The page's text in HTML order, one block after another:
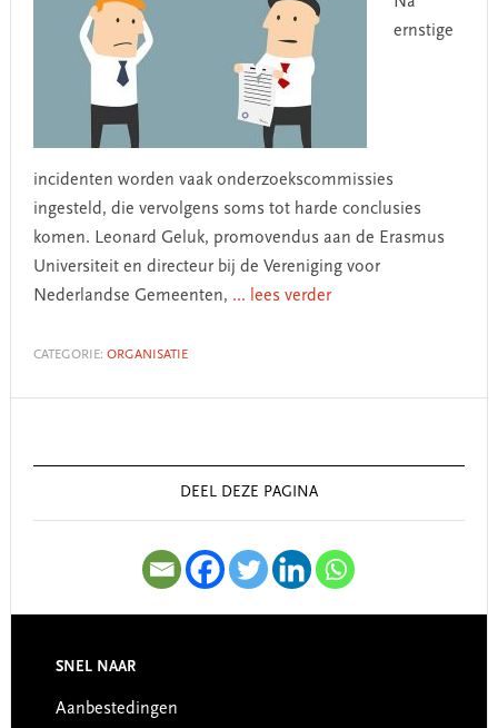
ernstige
incidenten worden vaak onderzoekscommissies
ingesteld, die vervolgens soms tot harde conclusies
komen. Leonard Geluk, promovendus aan de Erasmus
Universiteit en directeur bij de Vereniging voor
Nederlandse Gemeenten, ... lees verder
CATEGORIE: ORGANISATIE
Sidebar
DEEL DEZE PAGINA
Footer
SNEL NAAR
Aanbestedingen